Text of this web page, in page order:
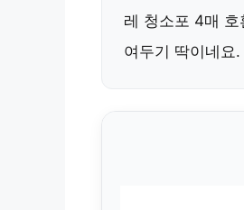
레 청소포 4매
여두기 딱이네요